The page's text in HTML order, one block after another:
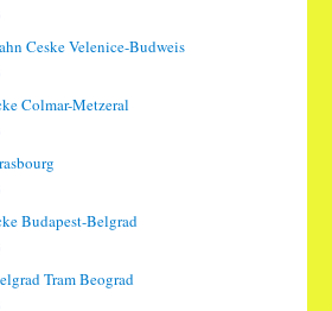
Ceske Velenice-Budweis
Colmar-Metzeral
Budapest-Belgrad
Tram Beograd